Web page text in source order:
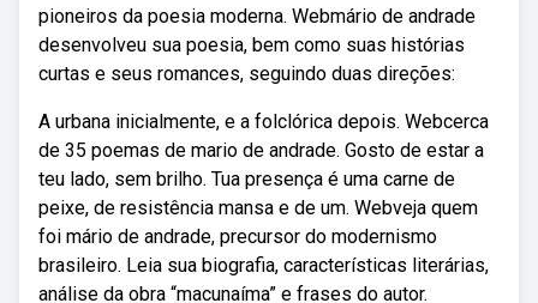
pioneiros da poesia moderna. Webmário de andrade
desenvolveu sua poesia, bem como suas histórias
curtas e seus romances, seguindo duas direções:
A urbana inicialmente, e a folclórica depois. Webcerca
de 35 poemas de mario de andrade. Gosto de estar a
teu lado, sem brilho. Tua presença é uma carne de
peixe, de resistência mansa e de um. Webveja quem
foi mário de andrade, precursor do modernismo
brasileiro. Leia sua biografia, características literárias,
análise da obra “macunaíma” e frases do autor.